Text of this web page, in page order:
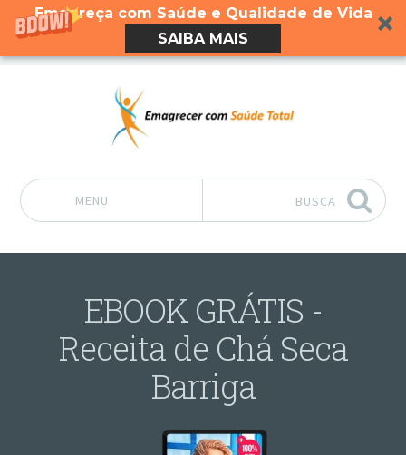
Emagreça com Saúde e Qualidade de Vida
SAIBA MAIS
MENU BUSCA
EBOOK GRÁTIS -
Receita de Chá Seca
Barriga